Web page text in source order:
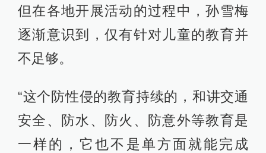
但在各地开展活动的过程中，孙雪梅
逐渐意识到，仅有针对儿童的教育并
不足够。
“这个防性侵的教育持续的，和讲交通
安全、防水、防火、防意外等教育是
一样的，它也不是单方面就能完成